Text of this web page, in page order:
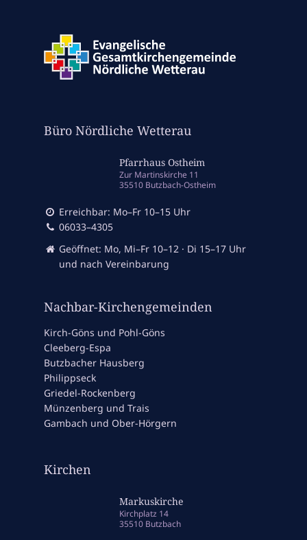
Büro Nördliche Wetterau
Pfarrhaus Ostheim
Zur Martinskirche 11
35510 Butzbach-Ostheim
Erreichbar: Mo–Fr 10–15 Uhr
06033–4305
Geöffnet: Mo, Mi–Fr 10–12 · Di 15–17 Uhr
und nach Vereinbarung
Nachbar-Kirchengemeinden
Kirch-Göns und Pohl-Göns
Cleeberg-Espa
Butzbacher Hausberg
Philippseck
Griedel-Rockenberg
Münzenberg und Trais
Gambach und Ober-Hörgern
Kirchen
Markuskirche
Kirchplatz 14
35510 Butzbach